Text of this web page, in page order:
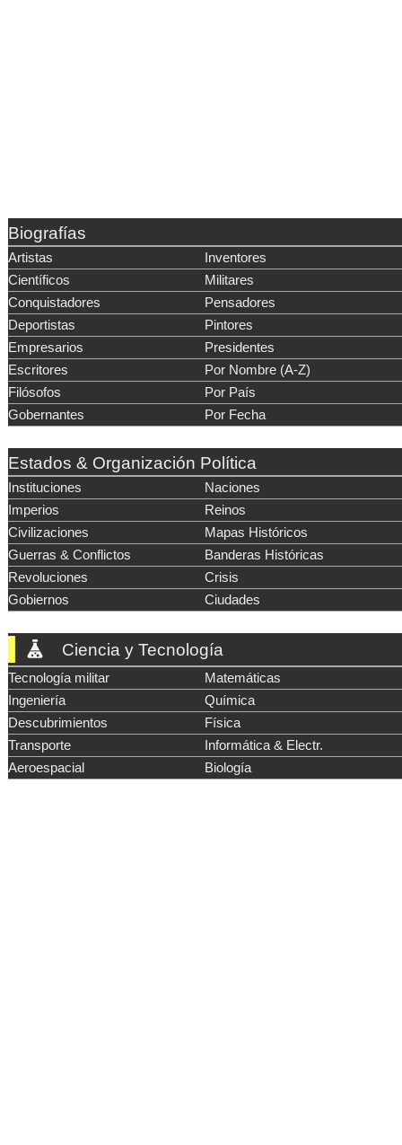
Biografías
Artistas
Inventores
Científicos
Militares
Conquistadores
Pensadores
Deportistas
Pintores
Empresarios
Presidentes
Escritores
Por Nombre (A-Z)
Filósofos
Por País
Gobernantes
Por Fecha
Estados & Organización Política
Instituciones
Naciones
Imperios
Reinos
Civilizaciones
Mapas Históricos
Guerras & Conflictos
Banderas Históricas
Revoluciones
Crisis
Gobiernos
Ciudades
Ciencia y Tecnología
Tecnología militar
Matemáticas
Ingeniería
Química
Descubrimientos
Física
Transporte
Informática & Electr.
Aeroespacial
Biología